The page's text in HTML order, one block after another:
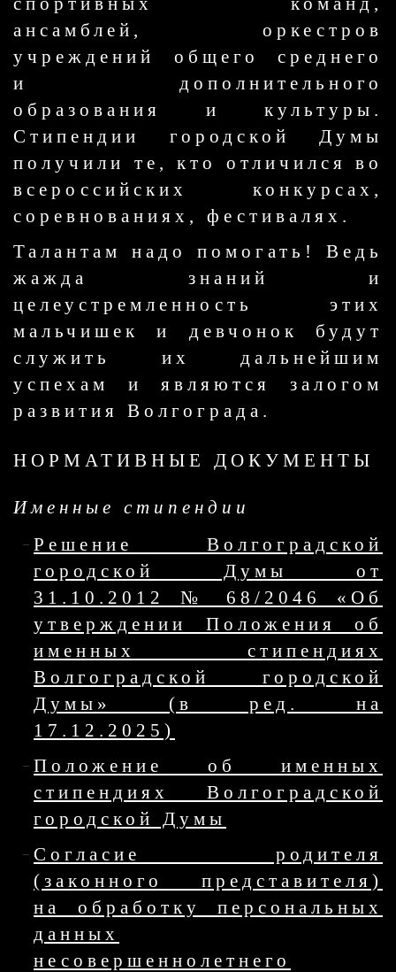
ансамблей, оркестров
учреждений общего среднего
и дополнительного
образования и культуры.
Стипендии городской Думы
получили те, кто отличился во
всероссийских конкурсах,
соревнованиях, фестивалях.
Талантам надо помогать! Ведь
жажда знаний и
целеустремленность этих
мальчишек и девчонок будут
служить их дальнейшим
успехам и являются залогом
развития Волгограда.
НОРМАТИВНЫЕ ДОКУМЕНТЫ
Именные стипендии
Решение Волгоградской
городской Думы от
31.10.2012 № 68/2046 «Об
утверждении Положения об
именных стипендиях
Волгоградской городской
Думы» (в ред. на
17.12.2025)
Положение об именных
стипендиях Волгоградской
городской Думы
Согласие родителя
(законного представителя)
на обработку персональных
данных
несовершеннолетнего